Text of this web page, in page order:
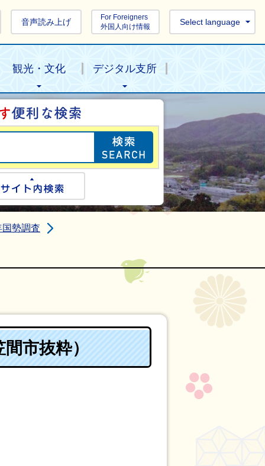
音声読み上げ
For Foreigners
外国人向け情報
Select language
観光・文化 デジタル支所
目的の情報を探
検索
勢調査
市抜粋）